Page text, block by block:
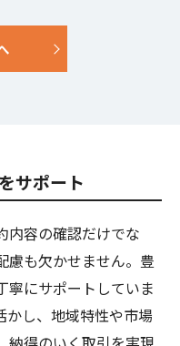
サポート
内容の確認だけでな
慮も欠かせません。豊
寧にサポートしていま
かし、地域特性や市場